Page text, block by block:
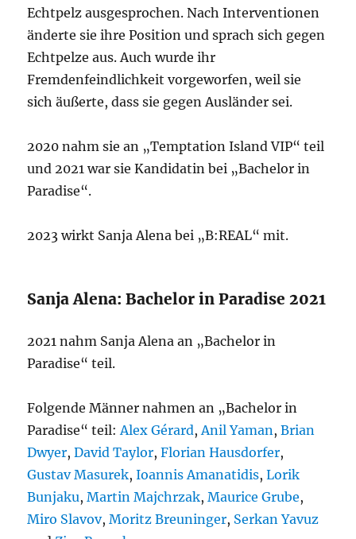
Echtpelz ausgesprochen. Nach Interventionen
änderte sie ihre Position und sprach sich gegen
Echtpelze aus. Auch wurde ihr
Fremdenfeindlichkeit vorgeworfen, weil sie
sich äußerte, dass sie gegen Ausländer sei.
2020 nahm sie an „Temptation Island VIP“ teil
und 2021 war sie Kandidatin bei „Bachelor in
Paradise“.
2023 wirkt Sanja Alena bei „B:REAL“ mit.
Sanja Alena: Bachelor in Paradise 2021
2021 nahm Sanja Alena an „Bachelor in
Paradise“ teil.
Folgende Männer nahmen an „Bachelor in
Paradise“ teil:Alex Gérard,Anil Yaman,Brian
Dwyer,David Taylor,Florian Hausdorfer,
Gustav Masurek,Ioannis Amanatidis,Lorik
Bunjaku,Martin Majchrzak,Maurice Grube,
Miro Slavov,Moritz Breuninger, Serkan Yavuz